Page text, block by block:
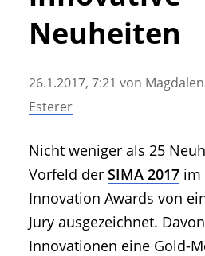
• Messen und
• Agritechnica
• Artikel nach Hersteller/
Neuheiten
26.1.2017, 7:21 von
Esterer
Nicht weniger als 25
Vorfeld der SIMA 2017 im
Innovation Awards von
Jury ausgezeichnet.
Innovationen eine Gold-